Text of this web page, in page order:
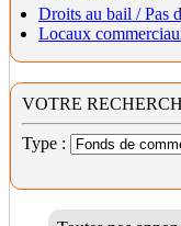
Droits au bail / Pas
Locaux
VOTRE
Type :